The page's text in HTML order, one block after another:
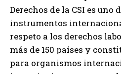
Derechos de la CSI es uno
instrumentos
respeto a los derechos
más de 150 países y
para organismos